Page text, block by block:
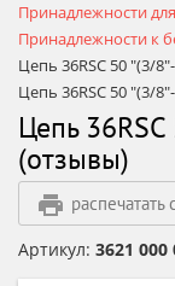
Принадлежности
Принадлежности к
Цепь 36RSC 50 "(3/
Цепь 36RSC 50 "(3/
Цепь
(отзывы)
распечатать
Артикул: 3621 000